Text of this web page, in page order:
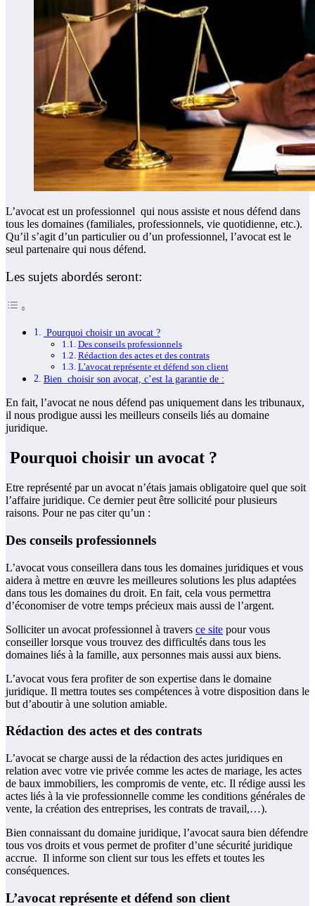
L’avocat est un professionnel qui nous assiste et nous défend dans
tous les domaines (familiales, professionnels, vie quotidienne, etc.).
Qu’il s’agit d’un particulier ou d’un professionnel, l’avocat est le
seul partenaire qui nous défend.
Les sujets abordés seront:
Pourquoi choisir un avocat ?
Des conseils professionnels
Rédaction des actes et des contrats
L’avocat représente et défend son client
Bien choisir son avocat, c’est la garantie de :
En fait, l’avocat ne nous défend pas uniquement dans les tribunaux,
il nous prodigue aussi les meilleurs conseils liés au domaine
juridique.
Pourquoi choisir un avocat ?
Etre représenté par un avocat n’étais jamais obligatoire quel que soit
l’affaire juridique. Ce dernier peut être sollicité pour plusieurs
raisons. Pour ne pas citer qu’un :
Des conseils professionnels
L’avocat vous conseillera dans tous les domaines juridiques et vous
aidera à mettre en œuvre les meilleures solutions les plus adaptées
dans tous les domaines du droit. En fait, cela vous permettra
d’économiser de votre temps précieux mais aussi de l’argent.
Solliciter un avocat professionnel à travers ce site pour vous
conseiller lorsque vous trouvez des difficultés dans tous les
domaines liés à la famille, aux personnes mais aussi aux biens.
L’avocat vous fera profiter de son expertise dans le domaine
juridique. Il mettra toutes ses compétences à votre disposition dans le
but d’aboutir à une solution amiable.
Rédaction des actes et des contrats
L’avocat se charge aussi de la rédaction des actes juridiques en
relation avec votre vie privée comme les actes de mariage, les actes
de baux immobiliers, les compromis de vente, etc. Il rédige aussi les
actes liés à la vie professionnelle comme les conditions générales de
vente, la création des entreprises, les contrats de travail,…).
Bien connaissant du domaine juridique, l’avocat saura bien défendre
tous vos droits et vous permet de profiter d’une sécurité juridique
accrue. Il informe son client sur tous les effets et toutes les
conséquences.
L’avocat représente et défend son client